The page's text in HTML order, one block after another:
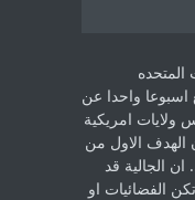
، لم ‏تنقطع اسبوعا واحدا عن
ولايات امريكية
الهدف الاول من
ان الجالية قد
الفضائيات او